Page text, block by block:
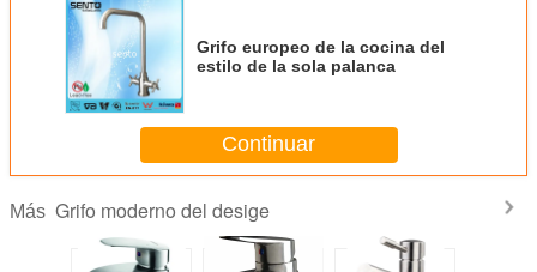
Grifo europeo de la cocina del
estilo de la sola palanca
Continuar
Más Grifo moderno del desige